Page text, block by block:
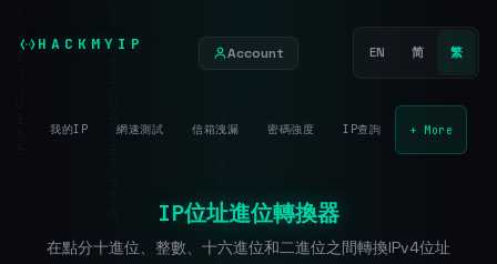
HACKMYIP Account EN 简 繁
我的IP 網速測試 信箱洩漏 密碼強度 IP查詢 + More
IP位址進位轉換器
在點分十進位、整數、十六進位和二進位之間轉換IPv4位址